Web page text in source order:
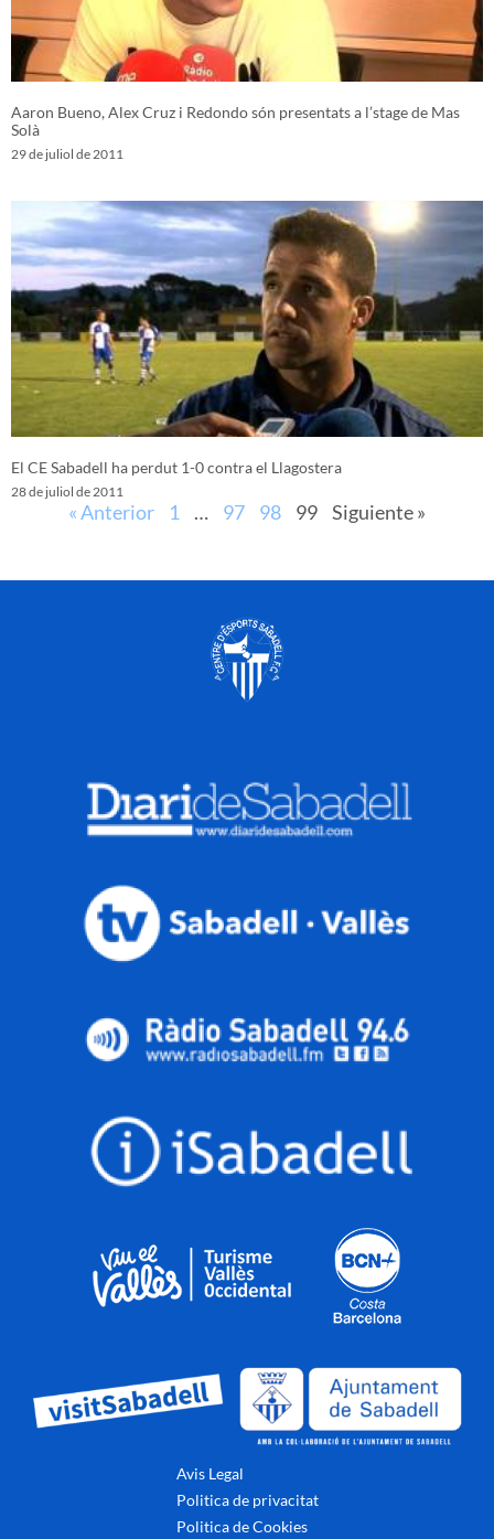
Aaron Bueno, Alex Cruz i Redondo són presentats a l’stage de Mas
Solà
29 de juliol de 2011
El CE Sabadell ha perdut 1-0 contra el Llagostera
28 de juliol de 2011
« Anterior 1 … 97 98 99 Siguiente »
Avis Legal
Politica de privacitat
Politica de Cookies